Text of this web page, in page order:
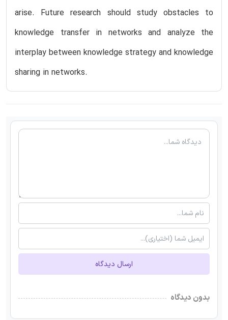
arise. Future research should study obstacles to
knowledge transfer in networks and analyze the
interplay between knowledge strategy and knowledge
sharing in networks.
ارسال دیدگاه
بدون دیدگاه